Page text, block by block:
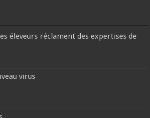
éleveurs réclament des expertises de
virus